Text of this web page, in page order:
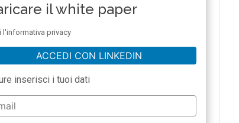
il white paper
l'informativa privacy
ACCEDI CON LINKEDIN
inserisci i tuoi dati